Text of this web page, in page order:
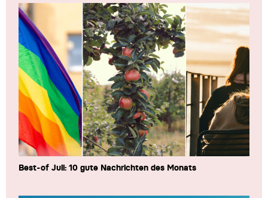
Best-of Juli: 10 gute Nachrichten des Monats